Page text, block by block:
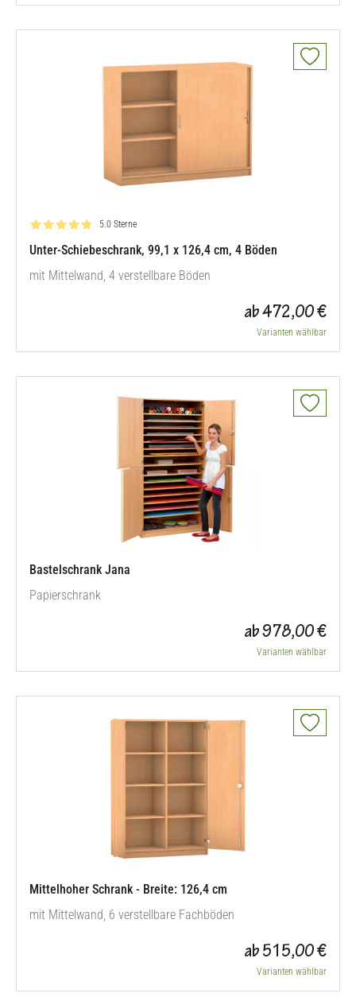
Bewertung: 5.0 von 5
5.0 Sterne
Unter-Schiebeschrank, 99,1 x 126,4 cm, 4 Böden
mit Mittelwand, 4 verstellbare Böden
ab 472,00 €
Varianten wählbar
Bastelschrank Jana
Papierschrank
ab 978,00 €
Varianten wählbar
Mittelhoher Schrank - Breite: 126,4 cm
mit Mittelwand, 6 verstellbare Fachböden
ab 515,00 €
Varianten wählbar